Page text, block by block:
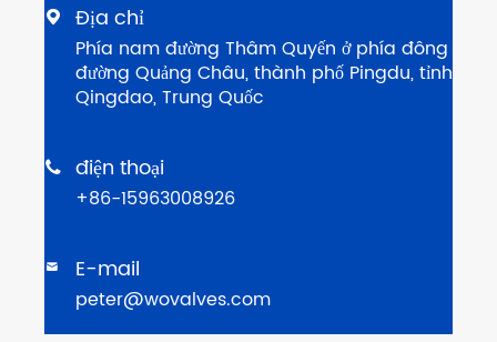
 Địa chỉ
Phía nam đường Thâm Quyến ở phía đông
đường Quảng Châu, thành phố Pingdu, tỉnh
Qingdao, Trung Quốc
 điện thoại
+86-15963008926
 E-mail
peter@wovalves.com